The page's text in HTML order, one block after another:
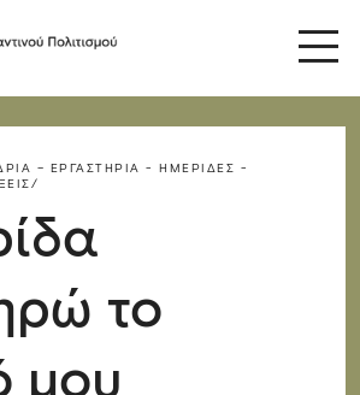
– ΕΡΓΑΣΤΉΡΙΑ - ΗΜΕΡΊΔΕΣ -
το
μου